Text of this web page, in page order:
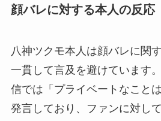
顔バレに対する本人の反応
八神ツクモ本人は顔バレに関
一貫して言及を避けています
信では「プライベートなこと
発言しており、ファンに対し